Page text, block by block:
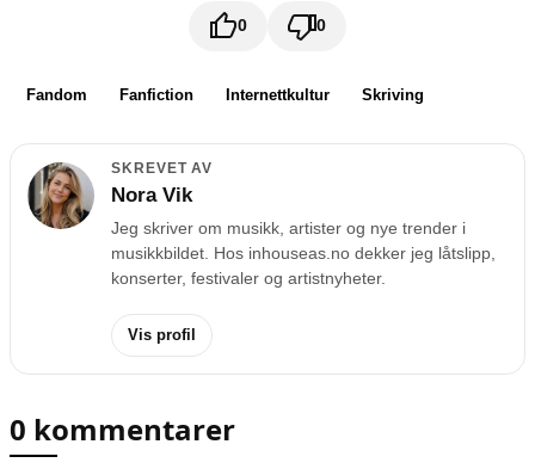
0 0
Fandom Fanfiction Internettkultur Skriving
SKREVET AV
Nora Vik
Jeg skriver om musikk, artister og nye trender i
musikkbildet. Hos inhouseas.no dekker jeg låtslipp,
konserter, festivaler og artistnyheter.
Vis profil
0 kommentarer